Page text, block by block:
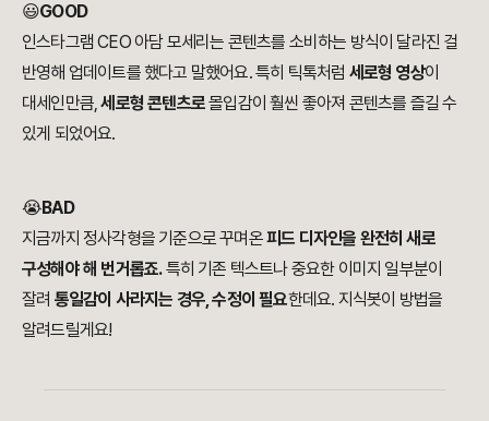
😃GOOD
인스타그램 CEO 아담 모세리는 콘텐츠를 소비하는 방식이 달라진 걸
반영해 업데이트를 했다고 말했어요. 특히 틱톡처럼 세로형 영상이
대세인만큼,세로형 콘텐츠로몰입감이 훨씬 좋아져 콘텐츠를 즐길 수
있게 되었어요.
😭BAD
지금까지 정사각형을 기준으로 꾸며온피드 디자인을 완전히 새로
구성해야 해 번거롭죠.특히 기존 텍스트나 중요한 이미지 일부분이
잘려 통일감이 사라지는 경우, 수정이 필요한데요. 지식봇이 방법을
알려드릴게요!